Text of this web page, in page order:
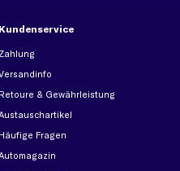
Kundenservice
Zahlung
Retoure & Gewährleistung
Häufige Fragen